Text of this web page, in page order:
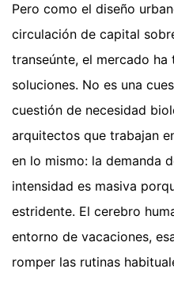
Pero como el diseño
circulación de capital
transeúnte, el mercado
soluciones. No es una
cuestión de necesidad
arquitectos que trabajan
en lo mismo: la demanda
intensidad es masiva
estridente. El cerebro
entorno de vacaciones,
romper las rutinas